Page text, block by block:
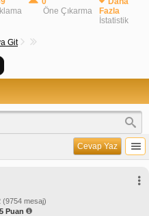
Öne Çıkarma
Fazla
İstatistik
Git
Cevap Yaz
(9754 mesaj)
Puan